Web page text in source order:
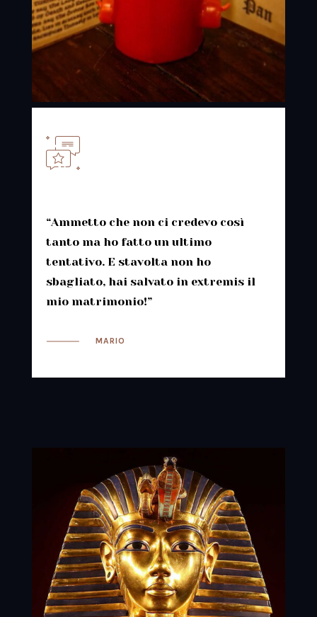
“Ammetto che non ci credevo così
tanto ma ho fatto un ultimo
tentativo. E stavolta non ho
sbagliato, hai salvato in extremis il
mio matrimonio!”
MARIO